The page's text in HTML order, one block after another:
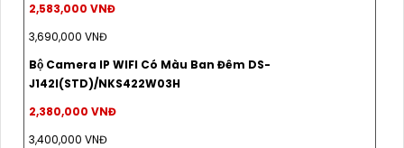
2,583,000 VNĐ
3,690,000 VNĐ
Bộ Camera IP WIFI Có Màu Ban Đêm DS-
J142I(STD)/NKS422W03H
2,380,000 VNĐ
3,400,000 VNĐ